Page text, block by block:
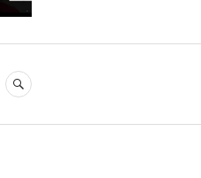
BUSCAR